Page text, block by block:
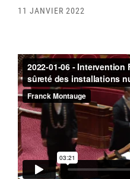
11 JANVIER 2022